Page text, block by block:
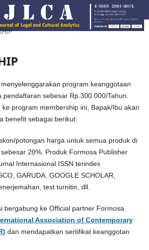
program keanggotaan
pendaftaran sebesar Rp.300.000/Tahun.
program membership ini, Bapak/Ibu akan
benefit sebagai berikut:
potongan harga untuk semua produk di
20%. Produk Formosa Publisher
Internasional ISSN terindex
GARUDA, GOOGLE SCHOLAR,
test turnitin, dll.
bergabung ke Official partner Formosa
Association of Contemporary
dan mendapatkan sertifikat keanggotan